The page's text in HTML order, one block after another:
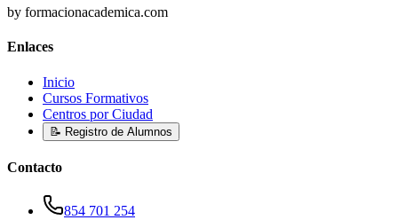
by formacionacademica.com
Enlaces
Inicio
Cursos Formativos
Centros por Ciudad
📝 Registro de Alumnos
Contacto
854 701 254